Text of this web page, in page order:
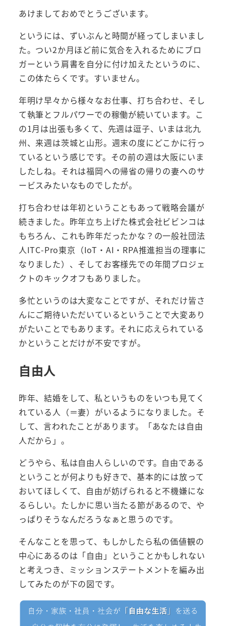
あけましておめでとうございます。
というには、ずいぶんと時間が経ってしまいまし
た。つい2か月ほど前に気合を入れるためにブロ
ガーという肩書を自分に付け加えたというのに、
この体たらくです。すいません。
年明け早々から様々なお仕事、打ち合わせ、そし
て執筆とフルパワーでの稼働が続いています。こ
の1月は出張も多くて、先週は逗子、いまは北九
州、来週は茨城と山形。週末の度にどこかに行っ
ているという感じです。その前の週は大阪にいま
したしね。それは福岡への帰省の帰りの妻へのサ
ービスみたいなものでしたが。
打ち合わせは年初ということもあって戦略会議が
続きました。昨年立ち上げた株式会社ビビンコは
もちろん、これも昨年だったかな？の一般社団法
人ITC-Pro東京（IoT・AI・RPA推進担当の理事に
なりました）、そしてお客様先での年間プロジェ
クトのキックオフもありました。
多忙というのは大変なことですが、それだけ皆さ
んにご期待いただいているということで大変あり
がたいことでもあります。それに応えられている
かということだけが不安ですが。
自由人
昨年、結婚をして、私というものをいつも見てく
れている人（＝妻）がいるようになりました。そ
して、言われたことがあります。「あなたは自由
人だから」。
どうやら、私は自由人らしいのです。自由である
ということが何よりも好きで、基本的には放って
おいてほしくて、自由が妨げられると不機嫌にな
るらしい。たしかに思い当たる節があるので、や
っぱりそうなんだろうなぁと思うのです。
そんなことを思って、もしかしたら私の価値観の
中心にあるのは「自由」ということかもしれない
と考えつき、ミッションステートメントを編み出
してみたのが下の図です。